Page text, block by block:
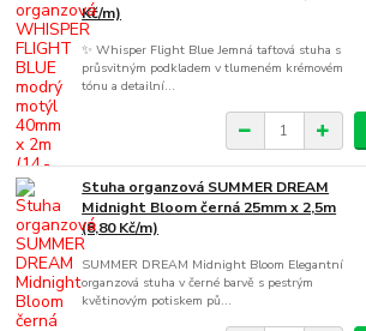
Kč/m)
✨ Whisper Flight Blue Jemná taftová stuha s
průsvitným podkladem v tlumeném krémovém
tónu a detailní...
Stuha organzová SUMMER DREAM
Midnight Bloom černá 25mm x 2,5m
(8,80 Kč/m)
SUMMER DREAM Midnight Bloom Elegantní
organzová stuha v černé barvě s pestrým
květinovým potiskem pů...